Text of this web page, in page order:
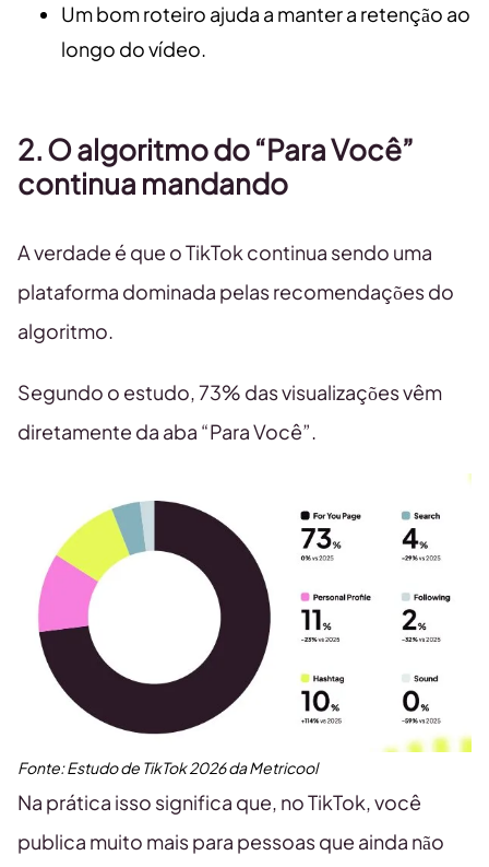
Um bom roteiro ajuda a manter a retenção ao
longo do vídeo.
2. O algoritmo do “Para Você”
continua mandando
A verdade é que o TikTok continua sendo uma
plataforma dominada pelas recomendações do
algoritmo.
Segundo o estudo, 73% das visualizações vêm
diretamente da aba “Para Você”.
Fonte:Estudo de TikTok2026da Metricool
Na prática isso significa que, no TikTok, você
publica muito mais para pessoas que ainda não